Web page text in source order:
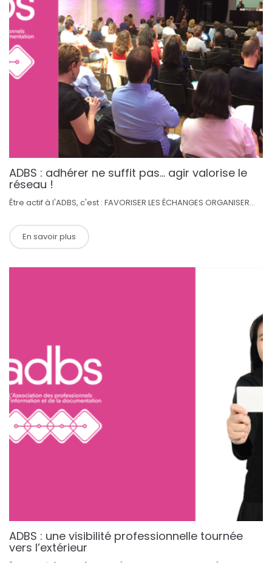
ADBS : adhérer ne suffit pas… agir valorise le
réseau !
Être actif à l'ADBS, c'est : FAVORISER LES ÉCHANGES ORGANISER...
En savoir plus
ADBS : une visibilité professionnelle tournée
vers l’extérieur